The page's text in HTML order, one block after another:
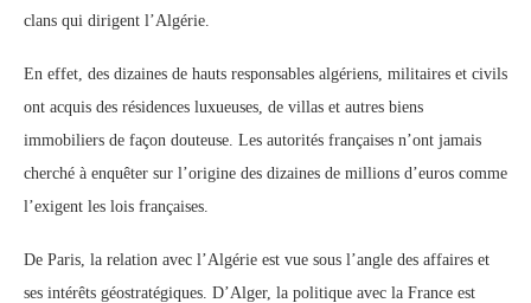
clans qui dirigent l’Algérie.
En effet, des dizaines de hauts responsables algériens, militaires et civils
ont acquis des résidences luxueuses, de villas et autres biens
immobiliers de façon douteuse. Les autorités françaises n’ont jamais
cherché à enquêter sur l’origine des dizaines de millions d’euros comme
l’exigent les lois françaises.
De Paris, la relation avec l’Algérie est vue sous l’angle des affaires et
ses intérêts géostratégiques. D’Alger, la politique avec la France est